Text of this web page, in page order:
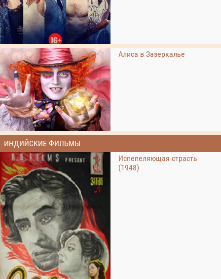
Алиса в Зазеркалье
ИНДИЙСКИЕ ФИЛЬМЫ
Испепеляющая страсть
(1948)